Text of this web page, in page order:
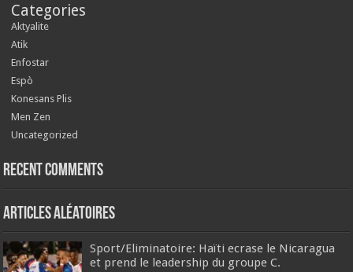
Categories
Aktyalite
Atik
Enfostar
Espò
Konesans Plis
Men Zen
Uncategorized
Recent Comments
Articles aléatoires
Sport/Eliminatoire: Haïti ecrase le Nicaragua
et prend le leadership du groupe C.